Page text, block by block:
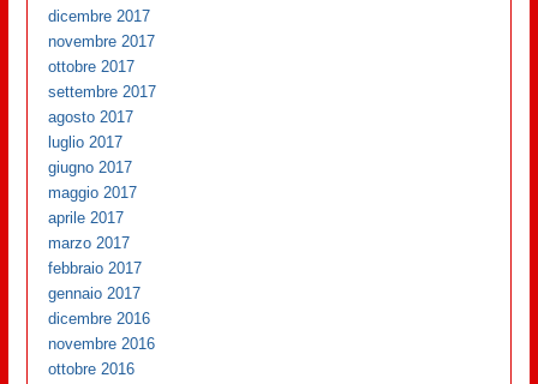
dicembre 2017
novembre 2017
ottobre 2017
settembre 2017
agosto 2017
luglio 2017
giugno 2017
maggio 2017
aprile 2017
marzo 2017
febbraio 2017
gennaio 2017
dicembre 2016
novembre 2016
ottobre 2016